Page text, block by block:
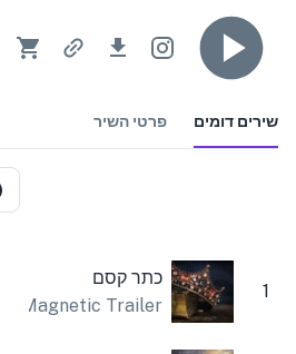
שירים דומים פרטי השיר
1
כתר קסם
Magnetic Trailer